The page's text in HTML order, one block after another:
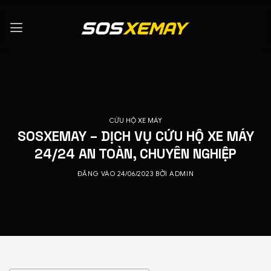
qua
CỨU HỘ XE MÁY
SOSXEMAY – DỊCH VỤ CỨU HỘ XE MÁY
24/24 AN TOÀN, CHUYÊN NGHIỆP
ĐĂNG VÀO 24/06/2023 BỞIADMIN